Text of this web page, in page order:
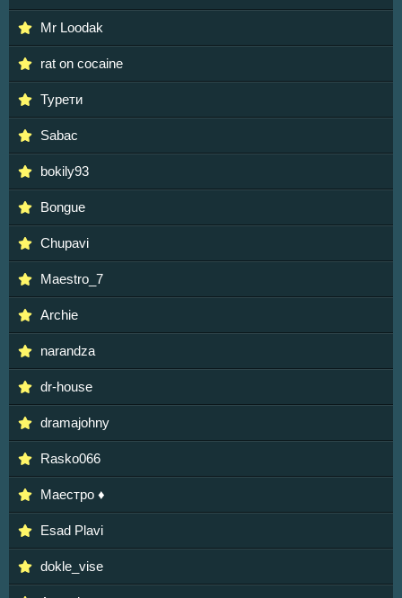
Mr Loodak
rat on cocaine
Турети
Sabac
bokily93
Bongue
Chupavi
Maestro_7
Archie
narandza
dr-house
dramajohny
Rasko066
Маестро ♦
Esad Plavi
dokle_vise